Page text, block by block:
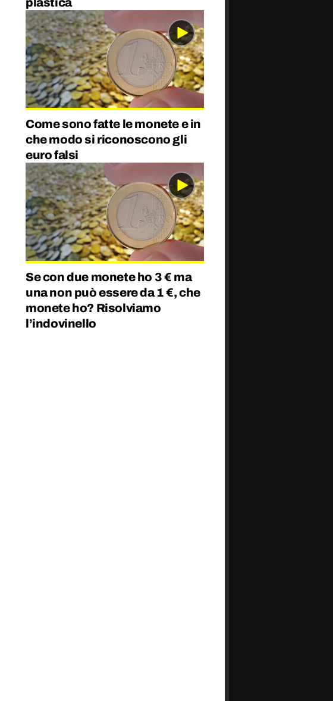
Come sono fatte le monete e in
che modo si riconoscono gli
euro falsi
Se con due monete ho 3 € ma
una non può essere da 1 €, che
monete ho? Risolviamo
l’indovinello